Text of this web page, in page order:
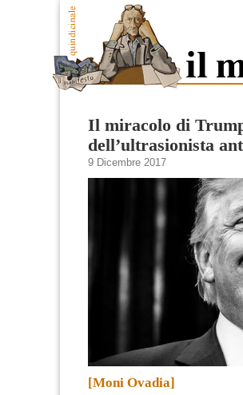
Il miracolo di
dell’ultrasionista
9 Dicembre 2017
[Moni Ovadia]